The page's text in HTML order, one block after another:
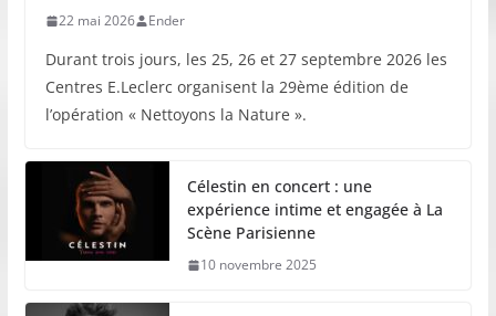
22 mai 2026 Ender
Durant trois jours, les 25, 26 et 27 septembre 2026 les
Centres E.Leclerc organisent la 29ème édition de
l’opération « Nettoyons la Nature ».
Célestin en concert : une
expérience intime et engagée à La
Scène Parisienne
10 novembre 2025